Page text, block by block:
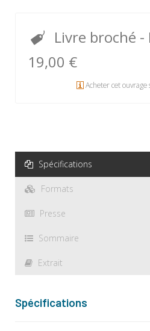
Livre broché -
19,00 €
Acheter cet
Spécifications
Formats
Presse
Sommaire
Extrait
Spécifications